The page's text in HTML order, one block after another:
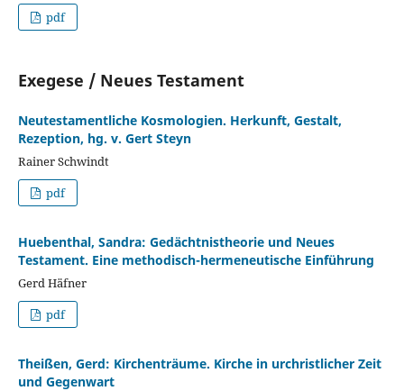
pdf
Exegese / Neues Testament
Neutestamentliche Kosmologien. Herkunft, Gestalt,
Rezeption, hg. v. Gert Steyn
Rainer Schwindt
pdf
Huebenthal, Sandra: Gedächtnistheorie und Neues
Testament. Eine methodisch-hermeneutische Einführung
Gerd Häfner
pdf
Theißen, Gerd: Kirchenträume. Kirche in urchristlicher Zeit
und Gegenwart